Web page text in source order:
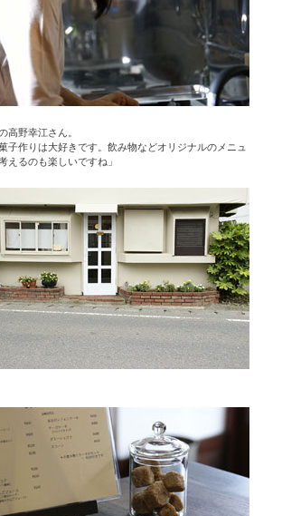
高野幸江さん。
菓子作りは大好きです。飲み物などオリジナルのメニュ
えるのも楽しいですね」